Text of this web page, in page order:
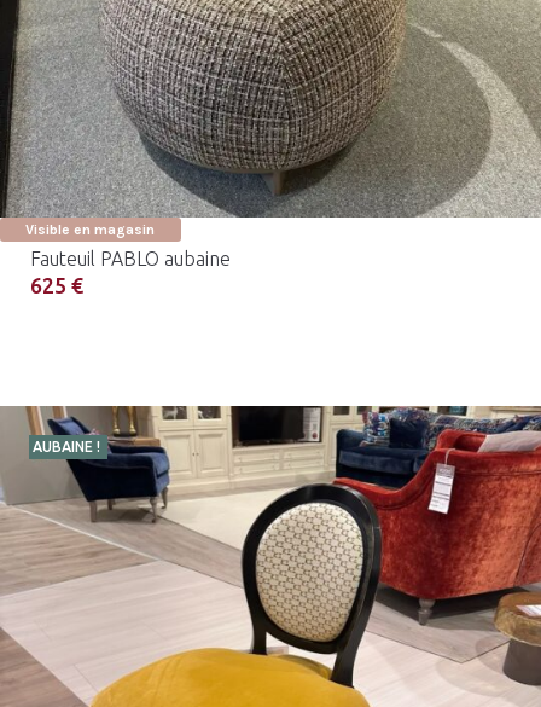
Visible en magasin
Fauteuil PABLO aubaine
625 €
AUBAINE !